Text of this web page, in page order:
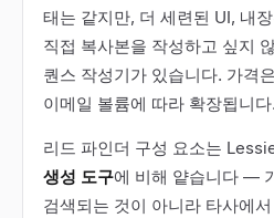
태는 같지만, 더 세련된 UI, 내
직접 복사본을 작성하고 싶지
퀀스 작성기가 있습니다. 가격
이메일 볼륨에 따라 확장됩니다.
리드 파인더 구성 요소는
생성 도구에 비해 얕습니다 —
검색되는 것이 아니라 타사에